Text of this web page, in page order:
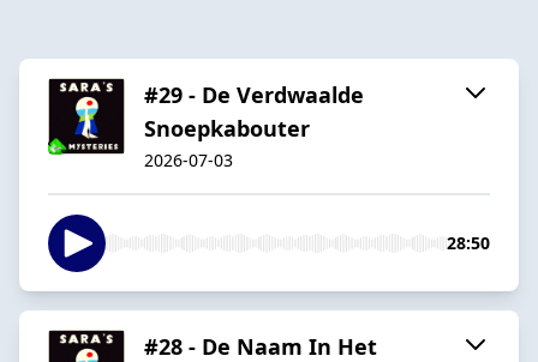
#29 - De Verdwaalde
Snoepkabouter
2026-07-03
28:50
#28 - De Naam In Het